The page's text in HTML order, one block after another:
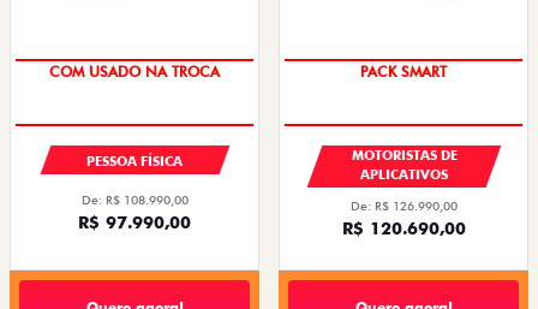
SUPER DESCONTO
PESSOA FÍSICA
De: R$ 108.990,00
R$ 97.990,00
PACK SMART
MOTORISTAS DE
APLICATIVOS
De: R$ 126.990,00
R$ 120.690,00